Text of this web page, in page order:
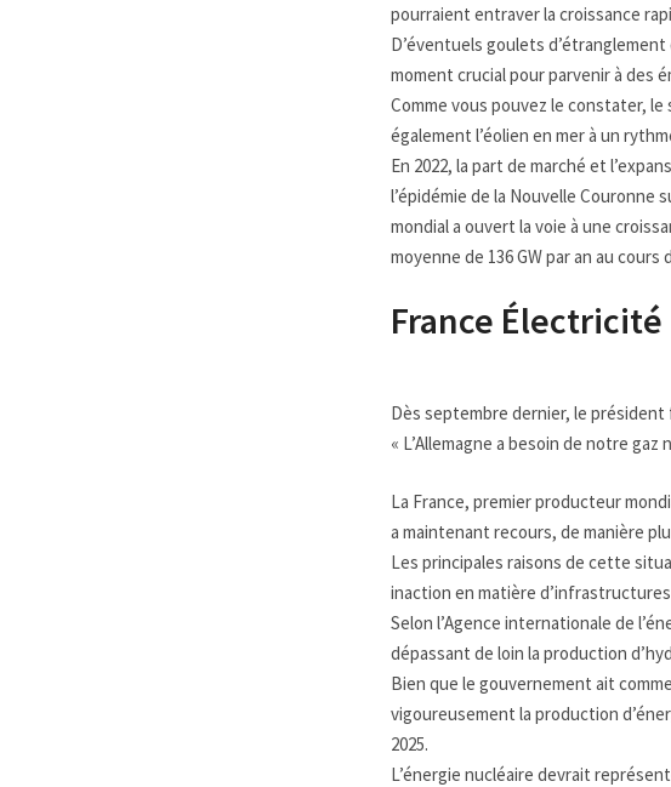
pourraient entraver la croissance
D’éventuels goulets
moment crucial pour parvenir à des
Comme vous pouvez le constater,
également l’éolien en mer à un
En 2022, la part de marché et
l’épidémie de la Nouvelle Couronne
mondial a ouvert la voie à une
moyenne de 136 GW par an au
France Électricité
Dès septembre dernier, le président
« L’Allemagne a besoin de notre
La France, premier producteur
a maintenant recours, de manière
Les principales raisons de cette
inaction en matière
Selon l’Agence internationale de
dépassant de loin la production
Bien que le gouvernement ait
vigoureusement la production
2025.
L’énergie nucléaire devrait